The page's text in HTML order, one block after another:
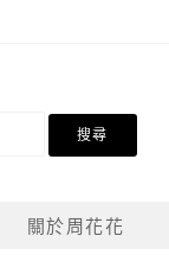
關於周花花